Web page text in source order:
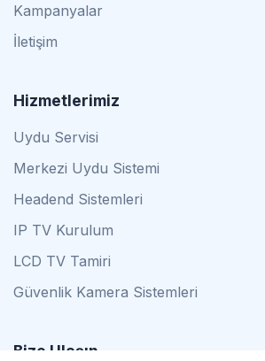
Kampanyalar
İletişim
Hizmetlerimiz
Uydu Servisi
Merkezi Uydu Sistemi
Headend Sistemleri
IP TV Kurulum
LCD TV Tamiri
Güvenlik Kamera Sistemleri
Bize Ulaşın